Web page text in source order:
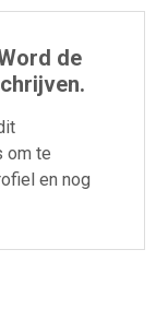
de
om te
en nog